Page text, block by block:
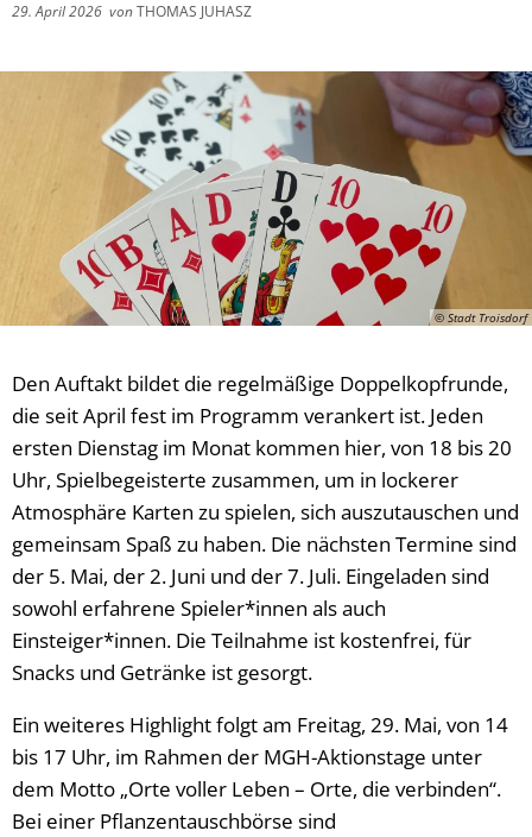
29. April 2026 vonTHOMAS JUHASZ
© Stadt Troisdorf
Den Auftakt bildet die regelmäßige Doppelkopfrunde,
die seit April fest im Programm verankert ist. Jeden
ersten Dienstag im Monat kommen hier, von 18 bis 20
Uhr, Spielbegeisterte zusammen, um in lockerer
Atmosphäre Karten zu spielen, sich auszutauschen und
gemeinsam Spaß zu haben. Die nächsten Termine sind
der 5. Mai, der 2. Juni und der 7. Juli. Eingeladen sind
sowohl erfahrene Spieler*innen als auch
Einsteiger*innen. Die Teilnahme ist kostenfrei, für
Snacks und Getränke ist gesorgt.
Ein weiteres Highlight folgt am Freitag, 29. Mai, von 14
bis 17 Uhr, im Rahmen der MGH-Aktionstage unter
dem Motto „Orte voller Leben – Orte, die verbinden“.
Bei einer Pflanzentauschbörse sind